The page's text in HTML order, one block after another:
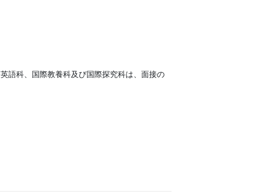
語科、国際教養科及び国際探究科は、面接の